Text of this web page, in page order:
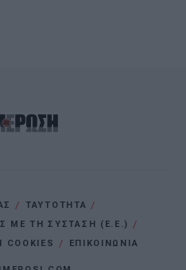
ΤΑΥΤΟΤΗΤΑ
ΜΕ ΤΗ ΣΥΣΤΑΣΗ (Ε.Ε.)
ΕΠΙΚΟΙΝΩΝΙΑ